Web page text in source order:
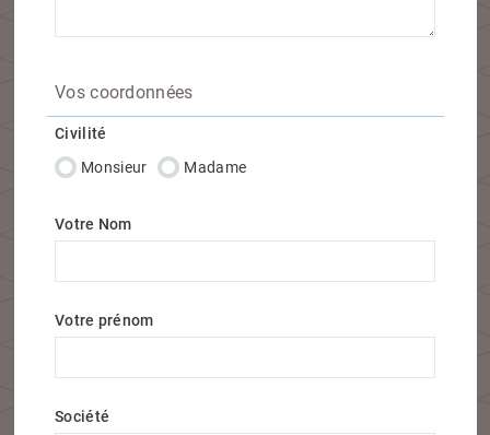
Vos coordonnées
Civilité
Monsieur
Madame
Votre Nom
Votre prénom
Société